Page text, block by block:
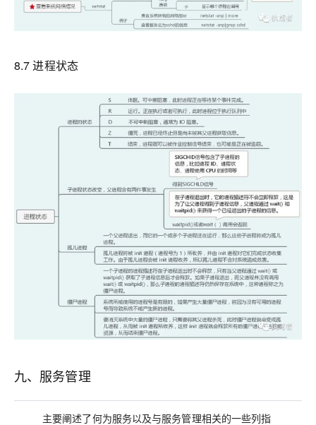
8.7 进程状态
九、服务管理
主要阐述了何为服务以及与服务管理相关的一些列指